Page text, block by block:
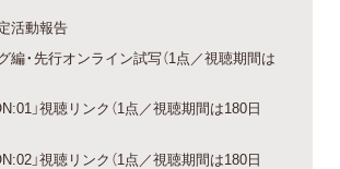
活動報告
編・先行オンライン試写（1点／視聴期間は
」視聴リンク（1点／視聴期間は180日
」視聴リンク（1点／視聴期間は180日